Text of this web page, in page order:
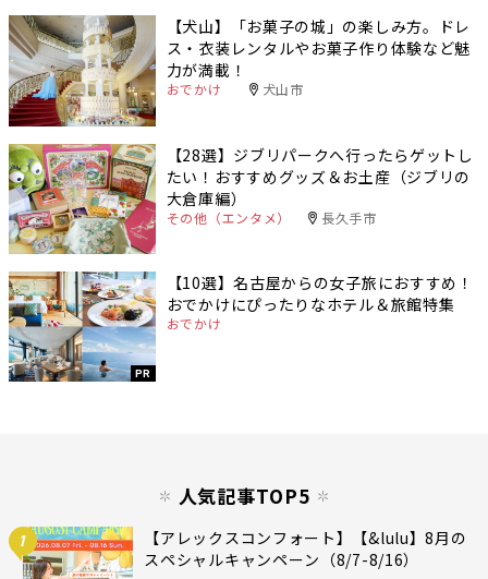
【犬山】「お菓子の城」の楽しみ方。ドレ
ス・衣装レンタルやお菓子作り体験など魅
力が満載！
おでかけ 犬山市
【28選】ジブリパークへ行ったらゲットし
たい！おすすめグッズ＆お土産（ジブリの
大倉庫編）
その他（エンタメ） 長久手市
PR
【10選】名古屋からの女子旅におすすめ！
おでかけにぴったりなホテル＆旅館特集
おでかけ
人気記事TOP5
1
【アレックスコンフォート】【&lulu】8月の
スペシャルキャンペーン（8/7-8/16）